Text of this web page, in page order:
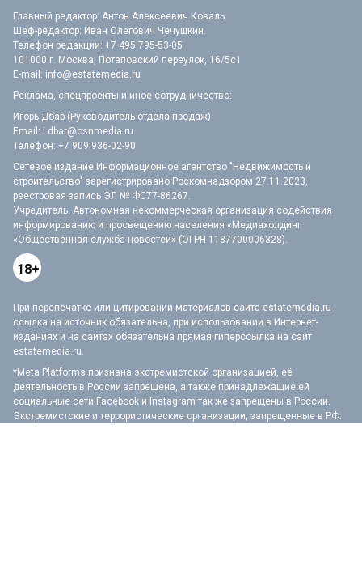
Главный редактор: Антон Алексеевич Коваль.
Шеф-редактор: Иван Олегович Чечушкин.
Телефон редакции: +7 495 795-53-05
101000 г. Москва, Потаповский переулок, 16/5с1
E-mail: info@estatemedia.ru
Реклама, спецпроекты и иное сотрудничество:
Игорь Дбар (Руководитель отдела продаж)
Email: i.dbar@osnmedia.ru
Телефон: +7 909 936-02-90
Сетевое издание Информационное агентство "Недвижимость и
строительство" зарегистрировано Роскомнадзором 27.11.2023,
реестровая запись ЭЛ № ФС77-86267.
Учредитель: Автономная некоммерческая организация содействия
информированию и просвещению населения «Медиахолдинг
«Общественная служба новостей» (ОГРН 1187700006328).
18+
При перепечатке или цитировании материалов сайта estatemedia.ru
ссылка на источник обязательна, при использовании в Интернет-
изданиях и на сайтах обязательна прямая гиперссылка на сайт
estatemedia.ru.
*Meta Platforms признана экстремистской организацией, её
деятельность в России запрещена, а также принадлежащие ей
социальные сети Facebook и Instagram так же запрещены в России.
Экстремистские и террористические организации, запрещенные в РФ: